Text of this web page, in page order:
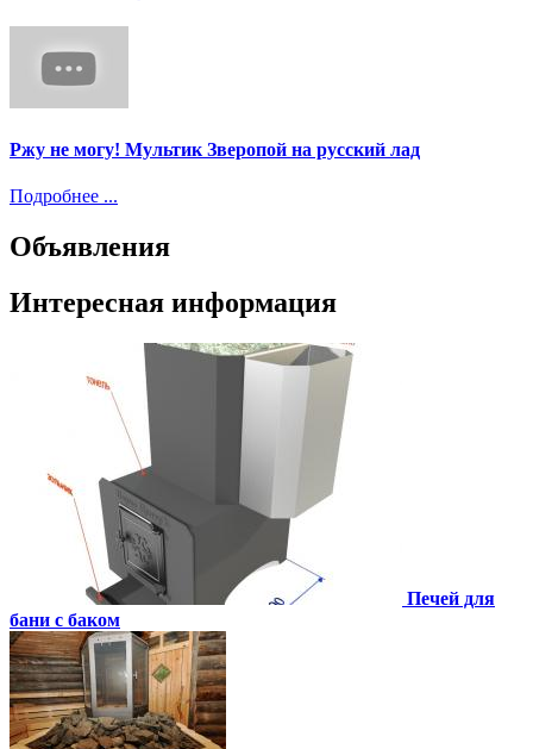
Ржу не могу! Мультик Зверопой на русский лад
Подробнее ...
Объявления
Интересная информация
Печей для
бани с баком